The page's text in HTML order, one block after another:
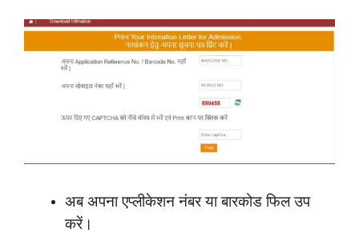
अब अपना एप्लीकेशन नंबर या बारकोड फिल उप
करें।